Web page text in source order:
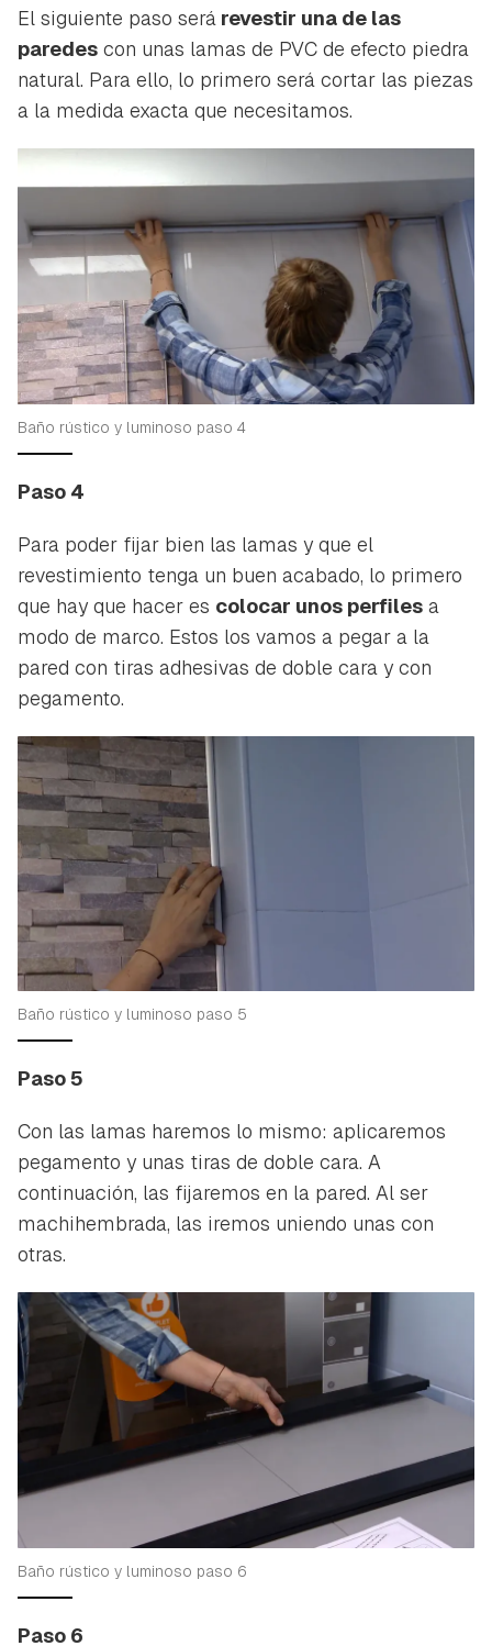
El siguiente paso será revestir una de las
paredes con unas lamas de PVC de efecto piedra
natural. Para ello, lo primero será cortar las piezas
a la medida exacta que necesitamos.
Baño rústico y luminoso paso 4
Paso 4
Para poder fijar bien las lamas y que el
revestimiento tenga un buen acabado, lo primero
que hay que hacer es colocar unos perfiles a
modo de marco. Estos los vamos a pegar a la
pared con tiras adhesivas de doble cara y con
pegamento.
Baño rústico y luminoso paso 5
Paso 5
Con las lamas haremos lo mismo: aplicaremos
pegamento y unas tiras de doble cara. A
continuación, las fijaremos en la pared. Al ser
machihembrada, las iremos uniendo unas con
otras.
Baño rústico y luminoso paso 6
Paso 6